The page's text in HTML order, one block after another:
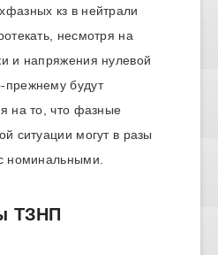
кз в нейтрали
несмотря на
и напряжения нулевой
прежнему будут
на то, что фазные
ситуации могут в разы
номинальными.
ТЗНП